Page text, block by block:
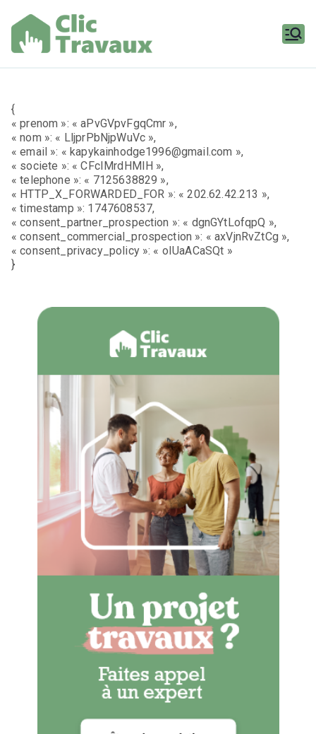
contenu
{
« prenom »: « aPvGVpvFgqCmr »,
« nom »: « LljprPbNjpWuVc »,
« email »: « kapykainhodge1996@gmail.com »,
« societe »: « CFcIMrdHMIH »,
« telephone »: « 7125638829 »,
« HTTP_X_FORWARDED_FOR »: « 202.62.42.213 »,
« timestamp »: 1747608537,
« consent_partner_prospection »: « dgnGYtLofqpQ »,
« consent_commercial_prospection »: « axVjnRvZtCg »,
« consent_privacy_policy »: « oIUaACaSQt »
}